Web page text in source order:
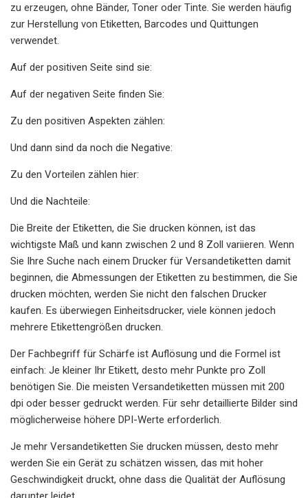
zu erzeugen, ohne Bänder, Toner oder Tinte. Sie werden häufig
zur Herstellung von Etiketten, Barcodes und Quittungen
verwendet.
Auf der positiven Seite sind sie:
Auf der negativen Seite finden Sie:
Zu den positiven Aspekten zählen:
Und dann sind da noch die Negative:
Zu den Vorteilen zählen hier:
Und die Nachteile:
Die Breite der Etiketten, die Sie drucken können, ist das
wichtigste Maß und kann zwischen 2 und 8 Zoll variieren. Wenn
Sie Ihre Suche nach einem Drucker für Versandetiketten damit
beginnen, die Abmessungen der Etiketten zu bestimmen, die Sie
drucken möchten, werden Sie nicht den falschen Drucker
kaufen. Es überwiegen Einheitsdrucker, viele können jedoch
mehrere Etikettengrößen drucken.
Der Fachbegriff für Schärfe ist Auflösung und die Formel ist
einfach: Je kleiner Ihr Etikett, desto mehr Punkte pro Zoll
benötigen Sie. Die meisten Versandetiketten müssen mit 200
dpi oder besser gedruckt werden. Für sehr detaillierte Bilder sind
möglicherweise höhere DPI-Werte erforderlich.
Je mehr Versandetiketten Sie drucken müssen, desto mehr
werden Sie ein Gerät zu schätzen wissen, das mit hoher
Geschwindigkeit druckt, ohne dass die Qualität der Auflösung